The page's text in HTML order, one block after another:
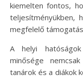
kiemelten fontos,
teljesítményükben,
megfelelő
A helyi
minősége
tanárok és a diákok